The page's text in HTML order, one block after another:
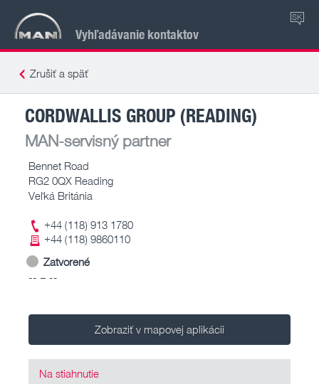
Vyhľadávanie kontaktov
SK
Zrušiť a späť
CORDWALLIS GROUP (READING)
MAN-servisný partner
Bennet Road
RG2 0QX Reading
Veľká Británia
+44 (118) 913 1780
+44 (118) 9860110
Zatvorené
-- – --
Zobraziť v mapovej aplikácii
Na stiahnutie